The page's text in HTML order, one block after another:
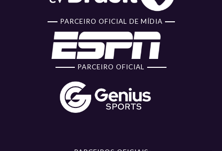
PARCEIRO OFICIAL DE MÍDIA
PARCEIRO OFICIAL